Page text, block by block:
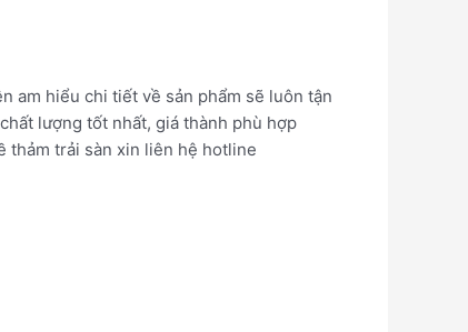
am hiểu chi tiết về sản phẩm sẽ luôn tận
lượng tốt nhất, giá thành phù hợp
thảm trải sàn xin liên hệ hotline